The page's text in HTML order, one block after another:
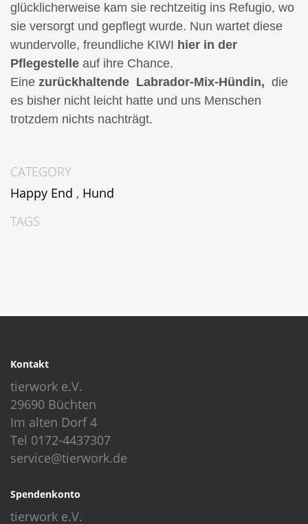
glücklicherweise kam sie rechtzeitig ins Refugio, wo
sie versorgt und gepflegt wurde. Nun wartet diese
wundervolle, freundliche KIWI hier in der
Pflegestelle auf ihre Chance.
Eine zurückhaltende Labrador-Mix-Hündin, die
es bisher nicht leicht hatte und uns Menschen
trotzdem nichts nachträgt.
CATEGORY
Happy End , Hund
TAGS
Kontakt
tierwork e.V.
29690 Büchten
Im alten Dorf 4
Tel 0172-4437307
service@tierwork.de
Spendenkonto
tierwork e.V.